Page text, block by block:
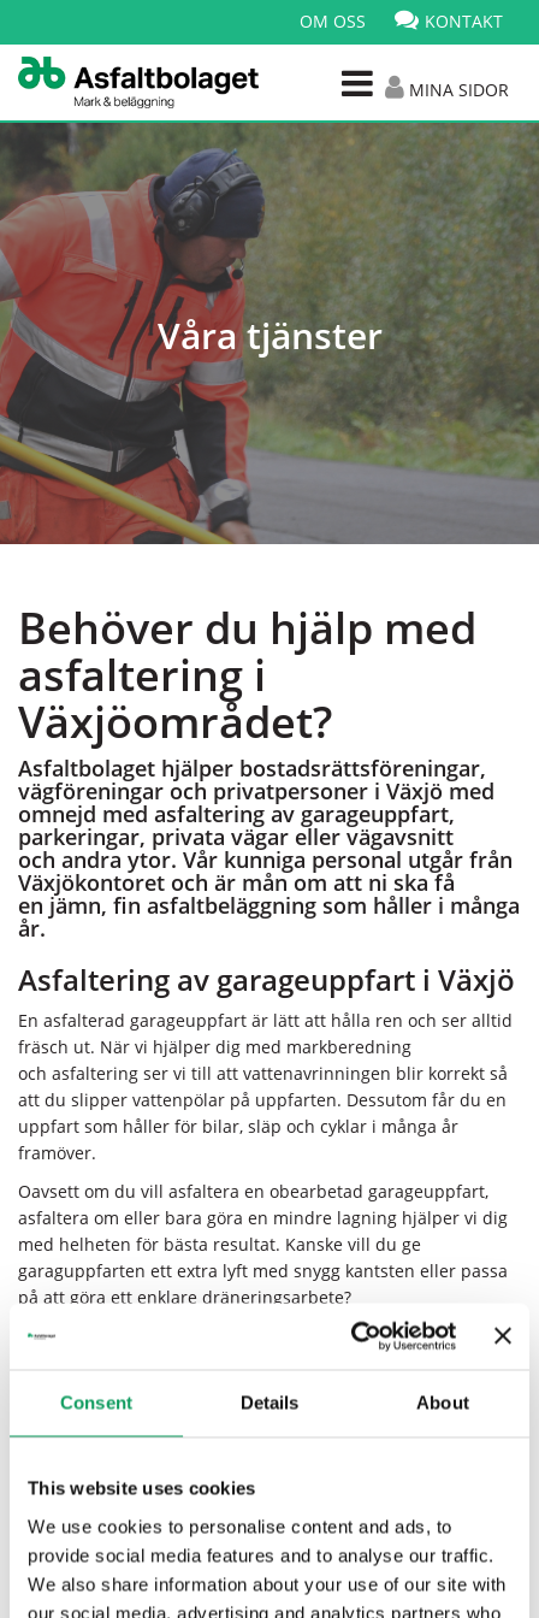
Consent Details About
This website uses cookies
We use cookies to personalise content and ads, to
provide social media features and to analyse our traffic.
We also share information about your use of our site with
our social media, advertising and analytics partners who
OM OSS KONTAKT
MINA SIDOR
Våra tjänster
Behöver du hjälp med
asfaltering i
Växjöområdet?
Asfaltbolaget hjälper bostadsrättsföreningar,
vägföreningar och privatpersoner i Växjö med
omnejd med asfaltering av garageuppfart,
parkeringar, privata vägar eller vägavsnitt
och andra ytor. Vår kunniga personal utgår från
Växjökontoret och är mån om att ni ska få
en jämn, fin asfaltbeläggning som håller i många
år.
Asfaltering av garageuppfart i Växjö
En asfalterad garageuppfart är lätt att hålla ren och ser alltid
fräsch ut. När vi hjälper dig med markberedning
och asfaltering ser vi till att vattenavrinningen blir korrekt så
att du slipper vattenpölar på uppfarten. Dessutom får du en
uppfart som håller för bilar, släp och cyklar i många år
framöver.
Oavsett om du vill asfaltera en obearbetad garageuppfart,
asfaltera om eller bara göra en mindre lagning hjälper vi dig
med helheten för bästa resultat. Kanske vill du ge
garaguppfarten ett extra lyft med snygg kantsten eller passa
på att göra ett enklare dräneringsarbete?
Är du osäker på omfattningen och vad det kostar att
Vägförening i närheten av Växjö?
Är ni en vägförening i närheten av Växjö som behöver hjälp
att asfaltera eller laga ett vägavsnitt eller gemensam
parkeringsyta erbjuder vi gärna en smidig helhetslösning. Vi
sköter allt från markberedning till asfaltering och